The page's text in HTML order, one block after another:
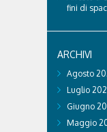
fini di
ARCHIVI
Agosto
Luglio
Giugno
Maggio